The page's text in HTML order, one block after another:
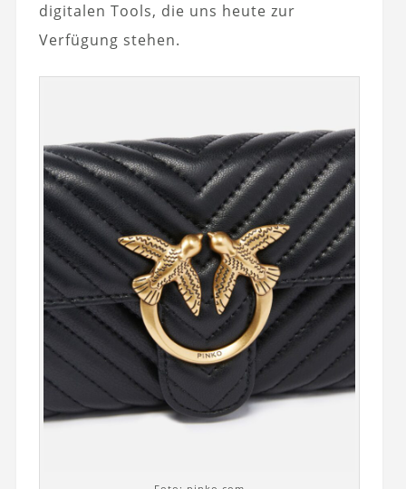
digitalen Tools, die uns heute zur
Verfügung stehen.